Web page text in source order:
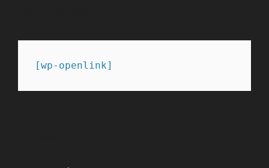
[wp-openlink]